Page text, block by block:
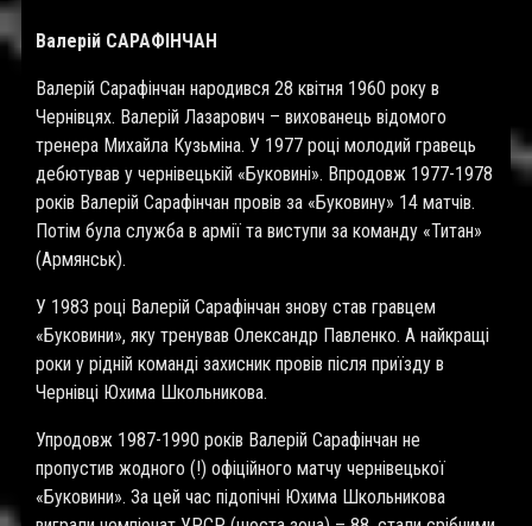
Валерій САРАФІНЧАН
Валерій Сарафінчан народився 28 квітня 1960 року в
Чернівцях. Валерій Лазарович – вихованець відомого
тренера Михайла Кузьміна. У 1977 році молодий гравець
дебютував у чернівецькій «Буковині». Впродовж 1977-1978
років Валерій Сарафінчан провів за «Буковину» 14 матчів.
Потім була служба в армії та виступи за команду «Титан»
(Армянськ).
У 1983 році Валерій Сарафінчан знову став гравцем
«Буковини», яку тренував Олександр Павленко. А найкращі
роки у рідній команді захисник провів після приїзду в
Чернівці Юхима Школьникова.
Упродовж 1987-1990 років Валерій Сарафінчан не
пропустив жодного (!) офіційного матчу чернівецької
«Буковини». За цей час підопічні Юхима Школьникова